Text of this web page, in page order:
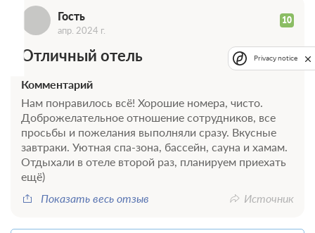
Гость 10
апр. 2024 г.
Отличный отель
Комментарий
Нам понравилось всё! Хорошие номера, чисто.
Доброжелательное отношение сотрудников, все
просьбы и пожелания выполняли сразу. Вкусные
завтраки. Уютная спа-зона, бассейн, сауна и хамам.
Отдыхали в отеле второй раз, планируем приехать
ещё)
Показать весь отзыв
Источник
Privacy notice